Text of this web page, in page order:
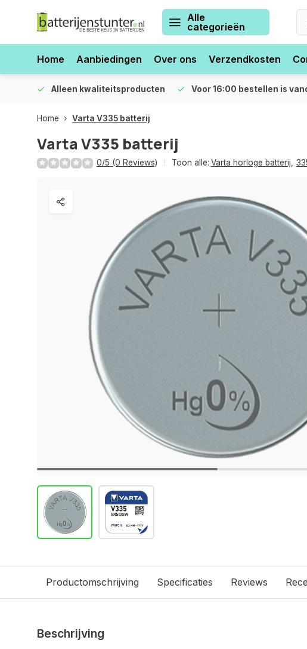
Alle
categorieën
Home Aanbiedingen Over ons Verzendkosten
Alleen kwaliteitsproducten Voor 16:00 bestellen is
Home Varta V335 batterij
Varta V335 batterij
0/5 (0 Reviews) Toon alle: Varta horloge batterij
Productomschrijving Specificaties Reviews
Beschrijving